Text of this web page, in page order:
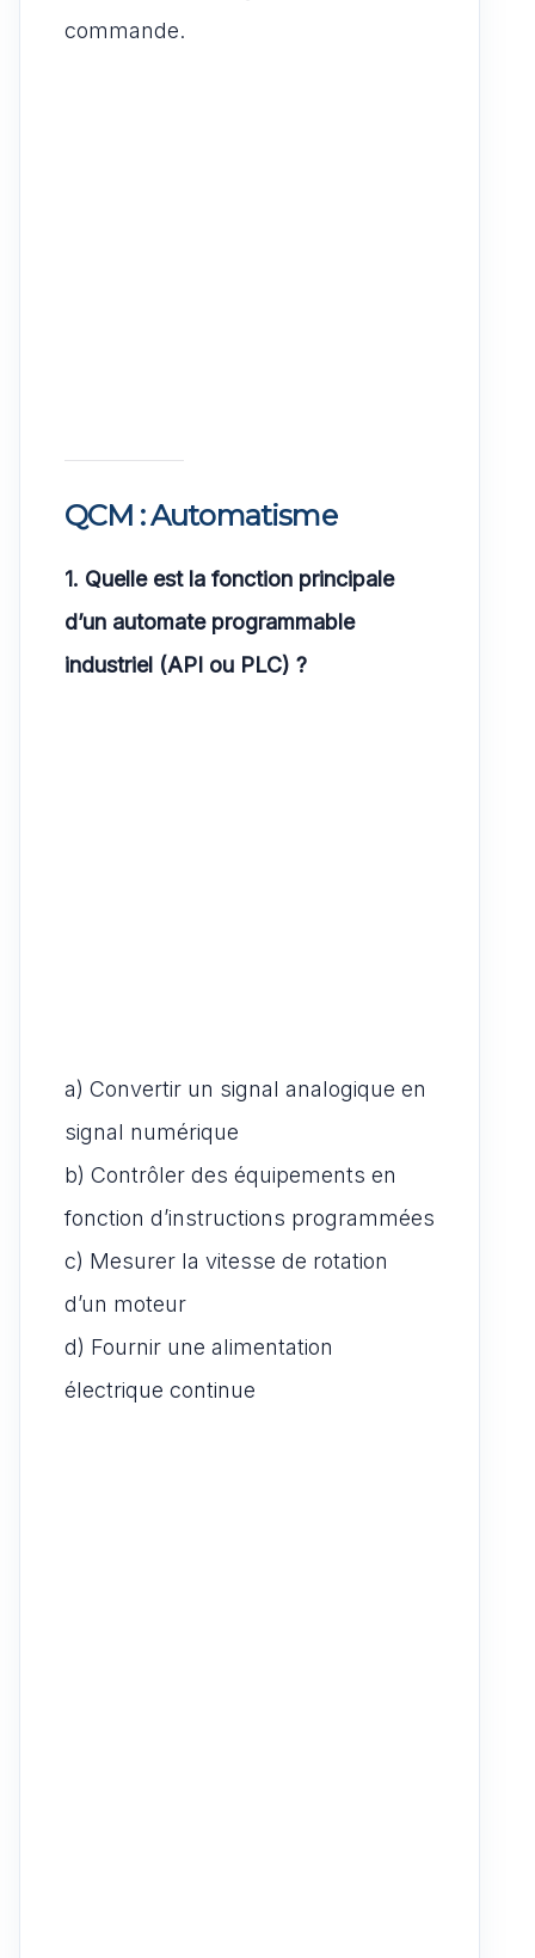
commande.
QCM : Automatisme
1. Quelle est la fonction principale
d’un automate programmable
industriel (API ou PLC) ?
a) Convertir un signal analogique en
signal numérique
b) Contrôler des équipements en
fonction d’instructions programmées
c) Mesurer la vitesse de rotation
d’un moteur
d) Fournir une alimentation
électrique continue